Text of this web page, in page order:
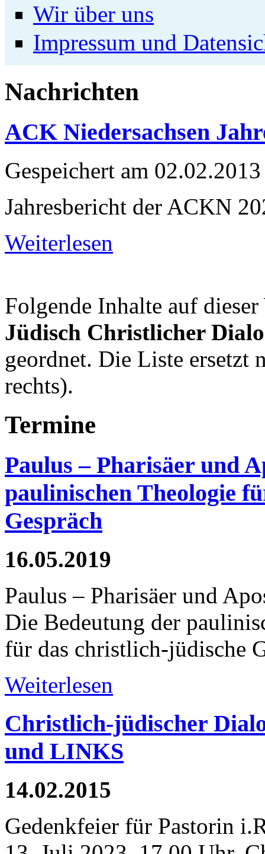
Wir über uns
Impressum und
Nachrichten
ACK Niedersachsen
Gespeichert am 02.02.2013
Jahresbericht der ACKN
Weiterlesen
Folgende Inhalte auf
Jüdisch Christlicher
geordnet. Die Liste ersetzt
rechts).
Termine
Paulus – Pharisäer und
paulinischen Theologie
Gespräch
16.05.2019
Paulus – Pharisäer und
Die Bedeutung der
für das christlich-jüdische
Weiterlesen
Christlich-jüdischer
und LINKS
14.02.2015
Gedenkfeier für Pastorin